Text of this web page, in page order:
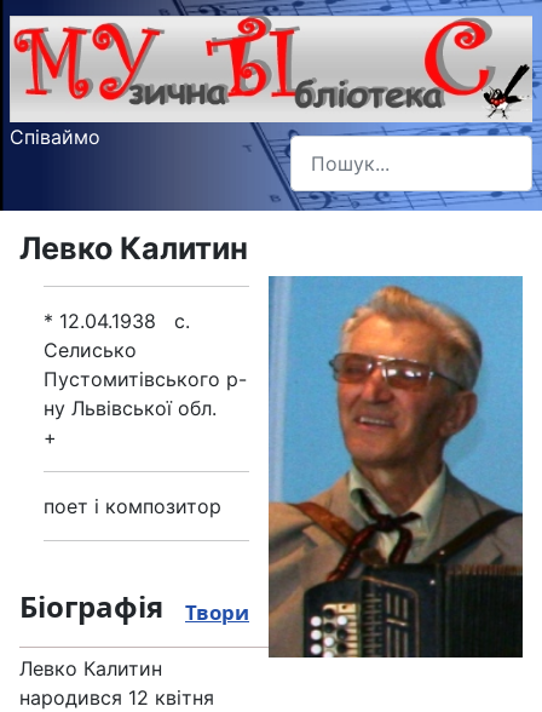
Співаймо Пошук
Type 2 or more characters
Левко Калитин
* 12.04.1938 с.
Селисько
Пустомитівського р-
ну Львівської обл.
+
поет і композитор
Біографія Твори
Левко Калитин
народився 12 квітня